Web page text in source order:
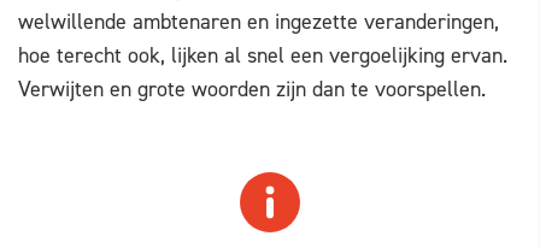
welwillende ambtenaren en ingezette veranderingen,
hoe terecht ook, lijken al snel een vergoelijking ervan.
Verwijten en grote woorden zijn dan te voorspellen.